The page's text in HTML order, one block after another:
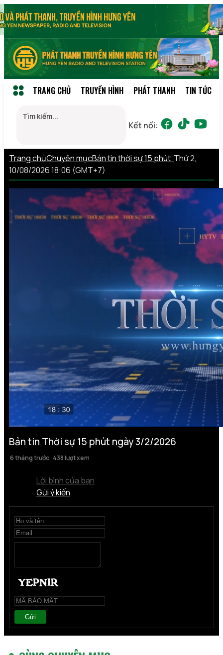
TRANG CHỦ TRUYỀN HÌNH PHÁT THANH TIN TỨC
Kết nối:
Trang chủChuyên mụcBản tin thời sự 15 phút Thứ 2,
10/08/2026 18:06 (GMT+7)
Bản tin Thời sự 15 phút ngày 3/2/2026
6 tháng trước 438 lượt xem
Lời bình của bạn
Gửi ý kiến
Gửi